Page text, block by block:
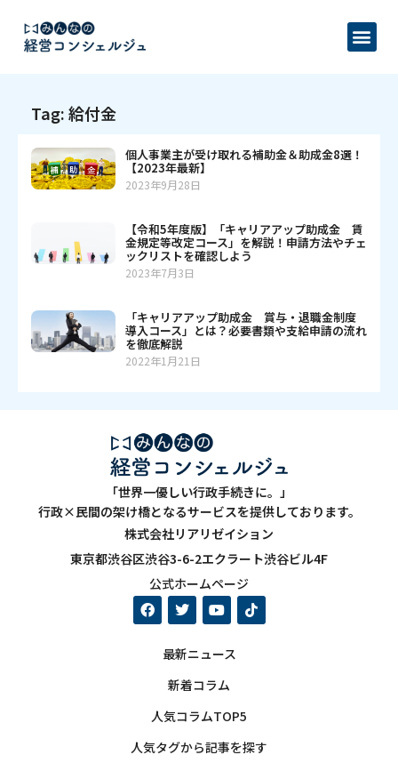
Tag: 給付金
個人事業主が受け取れる補助金＆助成金8選！
【2023年最新】
2023年9月28日
【令和5年度版】「キャリアアップ助成金 賃
金規定等改定コース」を解説！申請方法やチェ
ックリストを確認しよう
2023年7月3日
「キャリアアップ助成金 賞与・退職金制度
導入コース」とは？必要書類や支給申請の流れ
を徹底解説
2022年1月21日
「世界一優しい行政手続きに。」
行政×民間の架け橋となるサービスを提供しております。
株式会社リアリゼイション
東京都渋谷区渋谷3-6-2エクラート渋谷ビル4F
公式ホームページ
最新ニュース
新着コラム
人気コラムTOP5
人気タグから記事を探す